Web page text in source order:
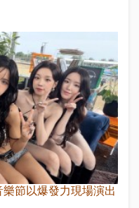
節以爆發力現場演出